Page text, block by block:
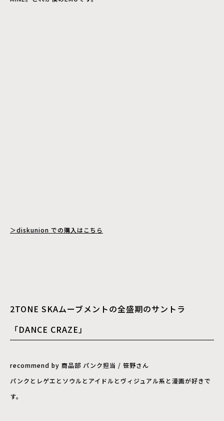
＞diskunion での購入はこちら
2TONE SKAムーブメントの全盛期のサントラ
「DANCE CRAZE」
recommend by 商品部 パンク担当 / 笹野さん
パンクとレゲエとソウルとアイドルとヴィジュアル系と漫画が好きで
す。